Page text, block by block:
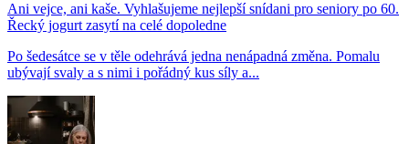
Ani vejce, ani kaše. Vyhlašujeme nejlepší snídani pro seniory po 60.
Řecký jogurt zasytí na celé dopoledne
Po šedesátce se v těle odehrává jedna nenápadná změna. Pomalu
ubývají svaly a s nimi i pořádný kus síly a...